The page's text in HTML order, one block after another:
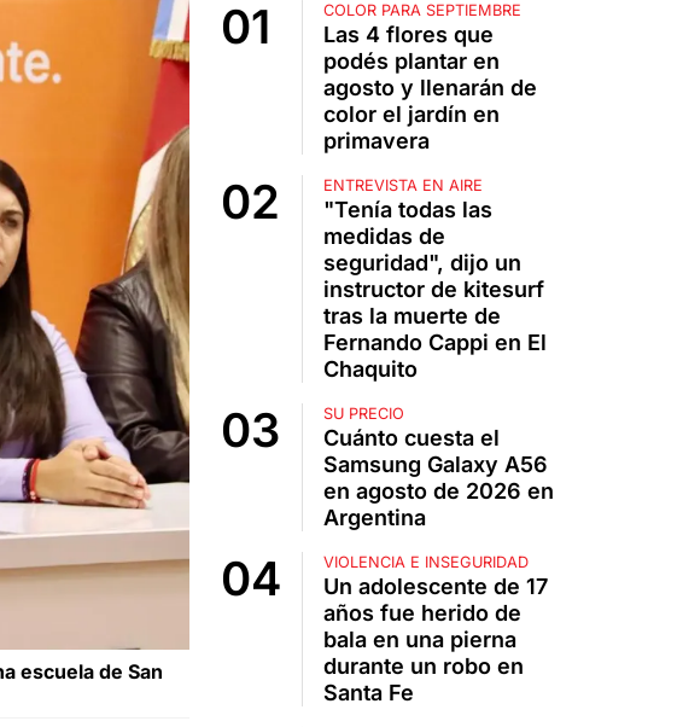
escuela de San
COLOR PARA SEPTIEMBRE
Las 4 flores que
podés plantar en
agosto y llenarán de
color el jardín en
primavera
ENTREVISTA EN AIRE
"Tenía todas las
medidas de
seguridad", dijo un
instructor de kitesurf
tras la muerte de
Fernando Cappi en El
Chaquito
SU PRECIO
Cuánto cuesta el
Samsung Galaxy A56
en agosto de 2026 en
Argentina
VIOLENCIA E INSEGURIDAD
Un adolescente de 17
años fue herido de
bala en una pierna
durante un robo en
Santa Fe